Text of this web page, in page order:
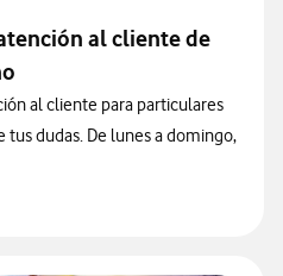
al cliente de
al cliente para particulares
dudas. De lunes a domingo,
atención al cliente de Vodafone